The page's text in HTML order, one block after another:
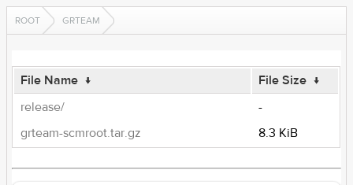
ROOT GRTEAM
File Name ↓ File Size ↓
release/
-
grteam-scmroot.tar.gz
8.3 KiB